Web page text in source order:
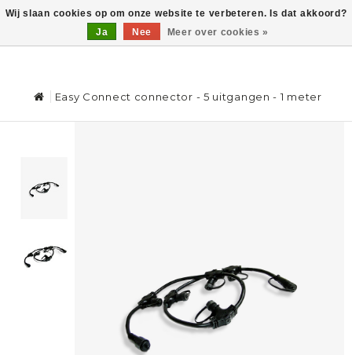
0
Easy Connect connector - 5 uitgangen - 1 meter
Wij slaan cookies op om onze website te verbeteren. Is dat akkoord?
Ja
Nee Meer over cookies »